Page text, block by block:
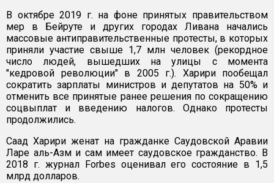
В октябре 2019 г. на фоне принятых правительством
мер в Бейруте и других городах Ливана начались
массовые антиправительственные протесты, в которых
приняли участие свыше 1,7 млн человек (рекордное
число людей, вышедших на улицы с момента
"кедровой революции" в 2005 г.). Харири пообещал
сократить зарплаты министров и депутатов на 50% и
отменить все принятые ранее решения по сокращению
соцвыплат и введению налогов. Однако протесты
продолжились.
Саад Харири женат на гражданке Саудовской Аравии
Ларе аль-Азм и сам имеет саудовское гражданство. В
2018 г. журнал Forbes оценивал его состояние в 1,5
млрд долларов.